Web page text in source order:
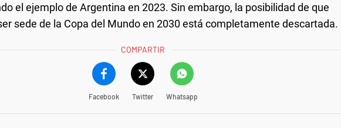
el ejemplo de Argentina en 2023. Sin embargo, la posibilidad de que
sede de la Copa del Mundo en 2030 está completamente descartada.
COMPARTIR
Facebook Twitter Whatsapp